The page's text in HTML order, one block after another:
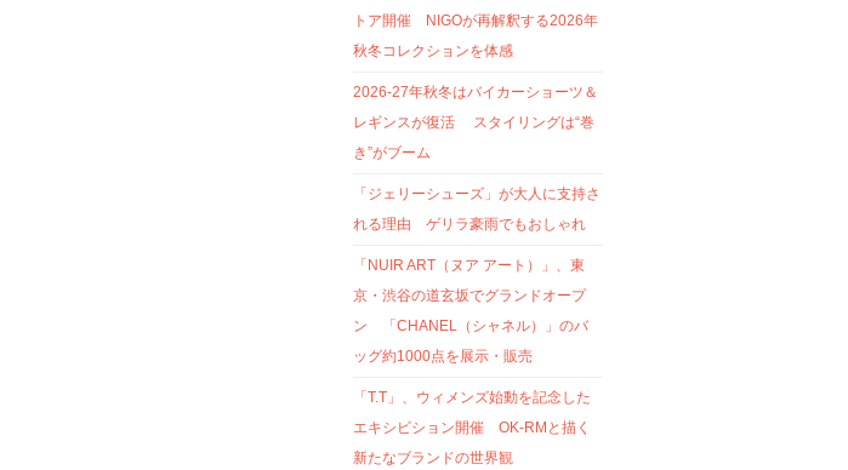
トア開催 NIGOが再解釈する2026年
秋冬コレクションを体感
2026-27年秋冬はバイカーショーツ＆
レギンスが復活 スタイリングは“巻
き”がブーム
「ジェリーシューズ」が大人に支持さ
れる理由 ゲリラ豪雨でもおしゃれ
「NUIR ART（ヌア アート）」、東
京・渋谷の道玄坂でグランドオープ
ン 「CHANEL（シャネル）」のバ
ッグ約1000点を展示・販売
「T.T」、ウィメンズ始動を記念した
エキシビション開催 OK-RMと描く
新たなブランドの世界観